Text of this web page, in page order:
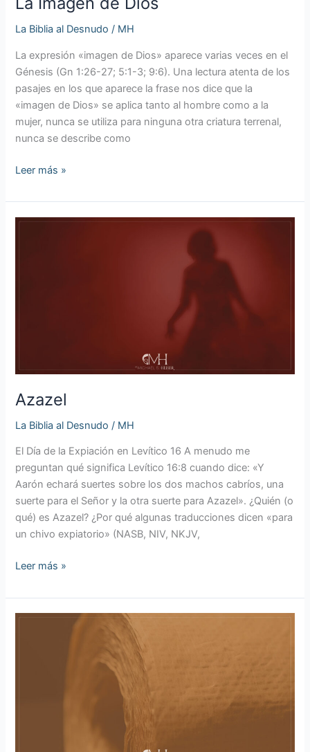
La Biblia al Desnudo / MH
La expresión «imagen de Dios» aparece varias veces en el
Génesis (Gn 1:26-27; 5:1-3; 9:6). Una lectura atenta de los
pasajes en los que aparece la frase nos dice que la
«imagen de Dios» se aplica tanto al hombre como a la
mujer, nunca se utiliza para ninguna otra criatura terrenal,
nunca se describe como
Leer más »
Azazel
La Biblia al Desnudo / MH
El Día de la Expiación en Levítico 16 A menudo me
preguntan qué significa Levítico 16:8 cuando dice: «Y
Aarón echará suertes sobre los dos machos cabríos, una
suerte para el Señor y la otra suerte para Azazel». ¿Quién (o
qué) es Azazel? ¿Por qué algunas traducciones dicen «para
un chivo expiatorio» (NASB, NIV, NKJV,
Azazel
Leer más »